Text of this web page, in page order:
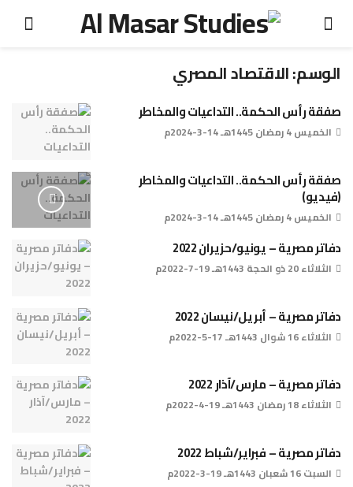
الوسم:الاقتصاد المصري
صفقة رأس الحكمة.. التداعيات والمخاطر
الخميس 4 رمضان 1445هـ 14-3-2024م
صفقة رأس الحكمة.. التداعيات والمخاطر
(فيديو)
الخميس 4 رمضان 1445هـ 14-3-2024م
دفاتر مصرية – يونيو/حزيران 2022
الثلاثاء 20 ذو الحجة 1443هـ 19-7-2022م
دفاتر مصرية – أبريل/نيسان 2022
الثلاثاء 16 شوال 1443هـ 17-5-2022م
دفاتر مصرية – مارس/آذار 2022
الثلاثاء 18 رمضان 1443هـ 19-4-2022م
دفاتر مصرية – فبراير/شباط 2022
السبت 16 شعبان 1443هـ 19-3-2022م